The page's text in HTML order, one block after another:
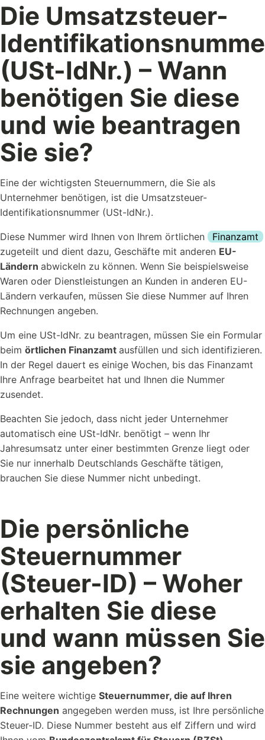
Die Umsatzsteuer-
(USt-IdNr.) – Wann
benötigen Sie diese
und wie beantragen
Sie sie?
Eine der wichtigsten Steuernummern, die Sie als
Unternehmer benötigen, ist die Umsatzsteuer-
Identifikationsnummer (USt-IdNr.).
Diese Nummer wird Ihnen von Ihrem örtlichen
Finanzamt
zugeteilt und dient dazu, Geschäfte mit anderen EU-
Ländern abwickeln zu können. Wenn Sie beispielsweise
Waren oder Dienstleistungen an Kunden in anderen EU-
Ländern verkaufen, müssen Sie diese Nummer auf Ihren
Rechnungen angeben.
Um eine USt-IdNr. zu beantragen, müssen Sie ein Formular
beim örtlichen Finanzamt ausfüllen und sich identifizieren.
In der Regel dauert es einige Wochen, bis das Finanzamt
Ihre Anfrage bearbeitet hat und Ihnen die Nummer
zusendet.
Beachten Sie jedoch, dass nicht jeder Unternehmer
automatisch eine USt-IdNr. benötigt – wenn Ihr
Jahresumsatz unter einer bestimmten Grenze liegt oder
Sie nur innerhalb Deutschlands Geschäfte tätigen,
brauchen Sie diese Nummer nicht unbedingt.
Die persönliche
Steuernummer
(Steuer-ID) – Woher
erhalten Sie diese
und wann müssen Sie
sie angeben?
Eine weitere wichtige Steuernummer, die auf Ihren
Rechnungen angegeben werden muss, ist Ihre persönliche
Steuer-ID. Diese Nummer besteht aus elf Ziffern und wird